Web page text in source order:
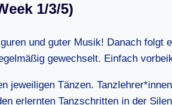
1/3/5)
und guter Musik! Danach folgt
gewechselt. Einfach
jeweiligen Tänzen.
erlernten Tanzschritten in der